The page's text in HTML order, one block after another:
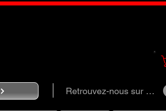
Retrouvez-nous sur …